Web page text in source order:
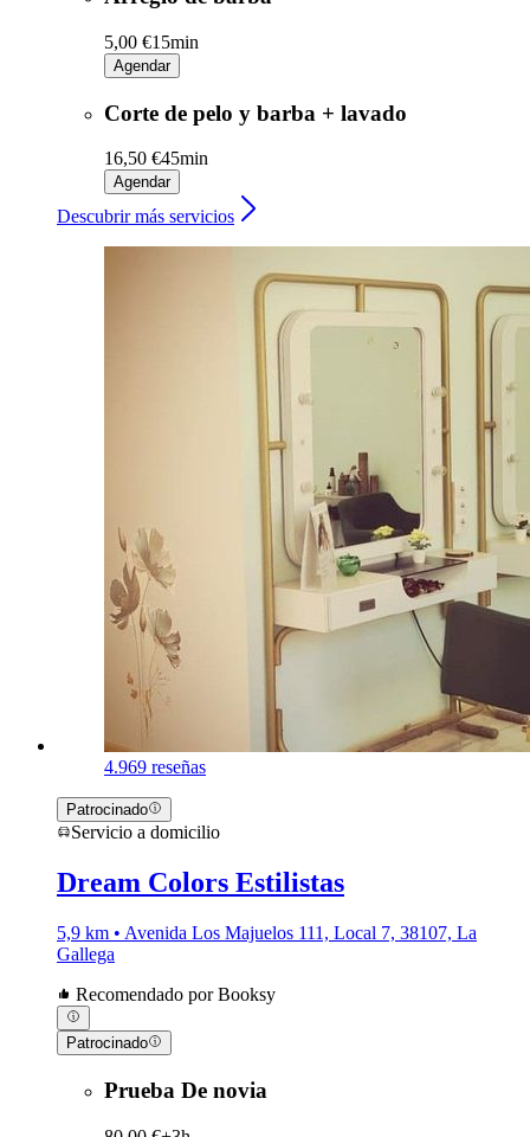
5,00 €15min
Agendar
Corte de pelo y barba + lavado
16,50 €45min
Agendar
Descubrir más servicios
4.969 reseñas
Patrocinado
Servicio a domicilio
Dream Colors Estilistas
5,9 km • Avenida Los Majuelos 111, Local 7, 38107, La
Gallega
Recomendado por Booksy
Patrocinado
Prueba De novia